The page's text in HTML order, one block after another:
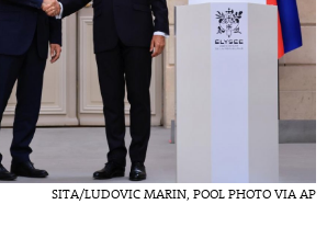
SITA/LUDOVIC MARIN, POOL PHOTO VIA AP